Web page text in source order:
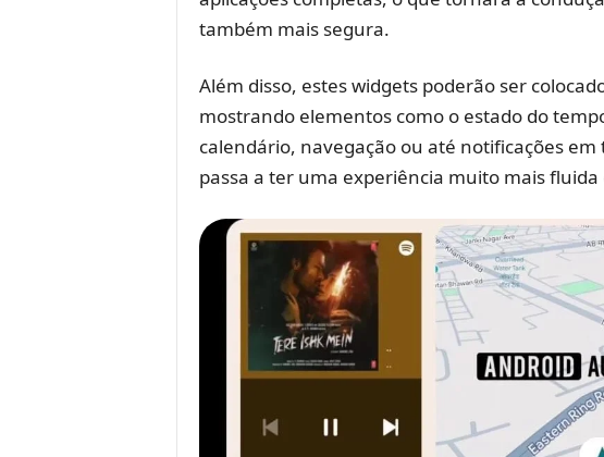
também mais segura.
Além disso, estes widgets poderão ser
mostrando elementos como o estado do
calendário, navegação ou até notificações
passa a ter uma experiência muito mais